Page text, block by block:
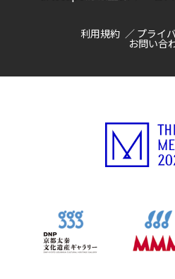
利用規約 プライ
お問い合